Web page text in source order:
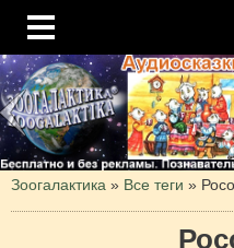
Зоогалактика » Все теги »